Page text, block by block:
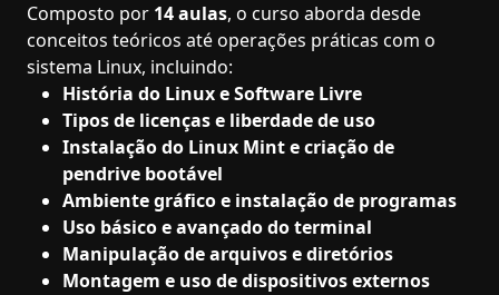
Composto por 14 aulas, o curso aborda desde
conceitos teóricos até operações práticas com o
sistema Linux, incluindo:
História do Linux e Software Livre
Tipos de licenças e liberdade de uso
Instalação do Linux Mint e criação de
pendrive bootável
Ambiente gráfico e instalação de programas
Uso básico e avançado do terminal
Manipulação de arquivos e diretórios
Montagem e uso de dispositivos externos